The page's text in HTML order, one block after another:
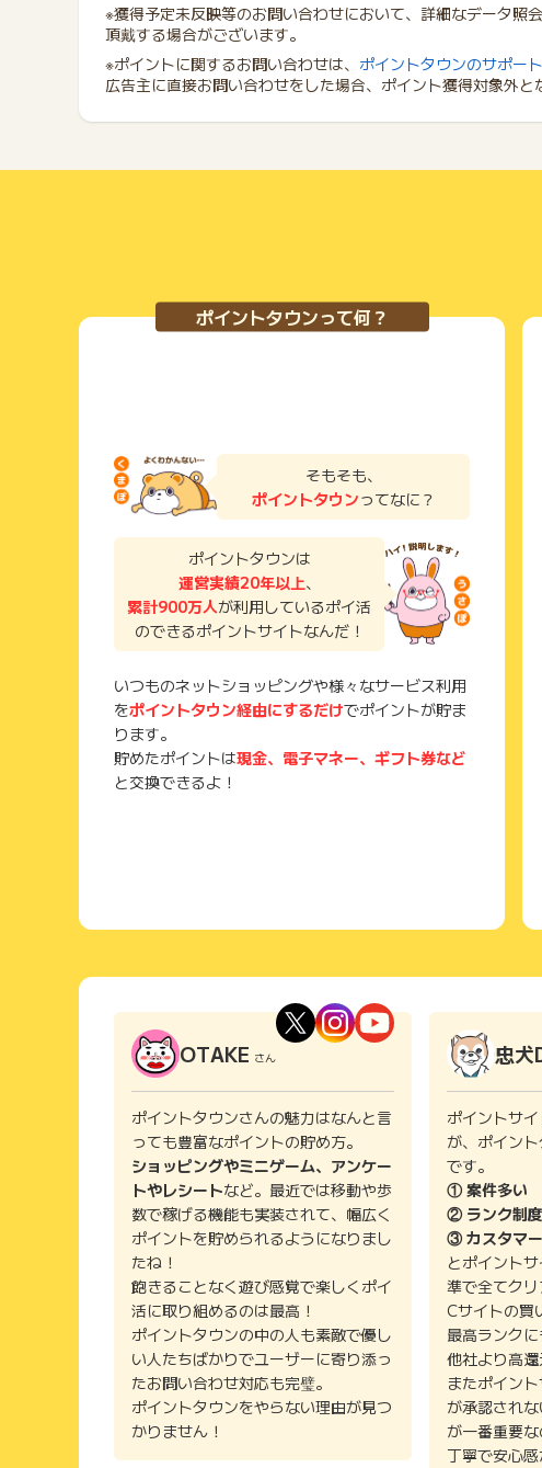
※獲得予定未反映等のお問い合わせにおいて、詳細なデータ照
頂戴する場合がございます。
※ポイントに関するお問い合わせは、 ポイントタウンのサポート
広告主に直接お問い合わせをした場合、ポイント獲得対象外と
ポイントタウンって何？
そもそも、
ポイントタウンってなに？
ポイントタウンは
運営実績20年以上、
累計900万人が利用しているポイ活
のできるポイントサイトなんだ！
いつものネットショッピングや様々なサービス利用
をポイントタウン経由にするだけでポイントが貯ま
ります。
貯めたポイントは現金、電子マネー、ギフト券など
と交換できるよ！
OTAKE さん
ポイントタウンさんの魅力はなんと言
っても豊富なポイントの貯め方。
ショッピングやミニゲーム、アンケー
トやレシートなど。最近では移動や歩
数で稼げる機能も実装されて、幅広く
ポイントを貯められるようになりまし
たね！
飽きることなく遊び感覚で楽しくポイ
活に取り組めるのは最高！
ポイントタウンの中の人も素敵で優し
い人たちばかりでユーザーに寄り添っ
たお問い合わせ対応も完璧。
ポイントタウンをやらない理由が見つ
かりません！
忠犬
ポイントサ
が、ポイン
です。
① 案件多い
② ランク制
③ カスタマ
とポイント
準で全てク
Cサイトの買
最高ランク
他社より高還
またポイン
が承認され
が一番重要
丁寧で安心感